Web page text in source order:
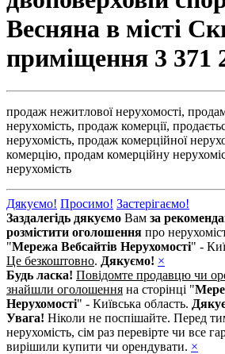
Весняна в місті
приміщення 3 371
продаж нежитлової нерухомості,
нерухомість, продаж комерції,
нерухомість, продаж комерційної
комерцію, продам комерційну
нерухомість
Дякуємо! Просимо! Застерігаємо!
Заздалегідь дякуємо Вам за
розмістити оголошення про
"Мережа Вебсайтів Нерухомості" -
Це безкоштовно. Дякуємо! ×
Будь ласка! Повідомте продавцю чи
знайшли оголошення на сторінці "
Нерухомості" - Київська область.
Увага! Ніколи не поспішайте. Перед
нерухомість, сім раз перевірте чи все
вирішили купити чи орендувати. ×